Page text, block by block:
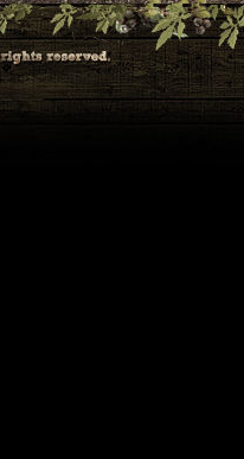
si s-a imprietenit
fost prietenii cu nabadai.
dar trebuie
Are nevoie in
sunt prietenii ei.